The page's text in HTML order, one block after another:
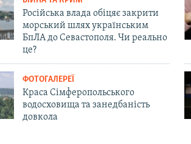
Російська влада обіцяє закрити
морський шлях українським
БпЛА до Севастополя. Чи реально
це?
ФОТОГАЛЕРЕЇ
Краса Сімферопольського
водосховища та занедбаність
довкола